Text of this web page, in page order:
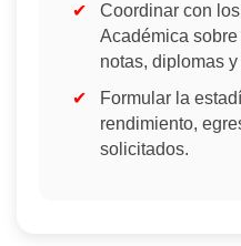
Coordinar con
Académica
notas, diplomas y
Formular la
rendimiento,
solicitados.